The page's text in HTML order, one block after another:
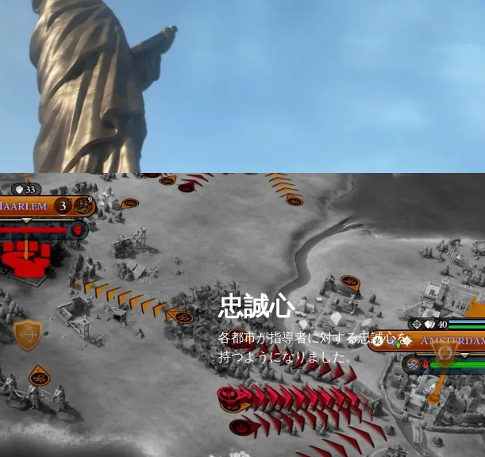
忠誠心
各都市が指導者に対する忠誠心を
持つようになりました。